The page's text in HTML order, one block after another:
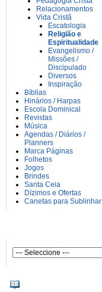
Relacionamentos
Vida Cristã
Escatologia
Religião e
Espiritualidade
Evangelismo /
Missões /
Discipulado
Diversos
Inspiração
Bíblias
Hinários / Harpas
Escola Dominical
Revistas
Música
Agendas / Diários /
Planners
Marca Páginas
Folhetos
Jogos
Brindes
Santa Ceia
Dízimos e Ofertas
Canetas para Sublinhar